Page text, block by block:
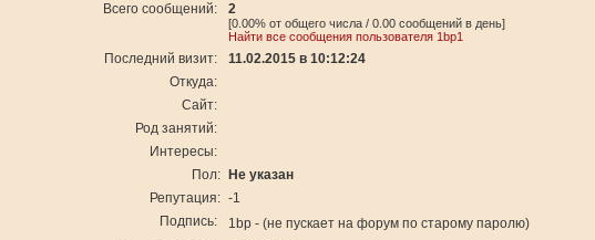
Всего сообщений:
2
[0.00% от общего числа / 0.00 сообщений в день]
Найти все сообщения пользователя 1bp1
Последний визит:
11.02.2015 в 10:12:24
Откуда:
Сайт:
Род занятий:
Интересы:
Пол:
Не указан
Репутация: -1
Подпись:
1bp - (не пускает на форум по старому паролю)